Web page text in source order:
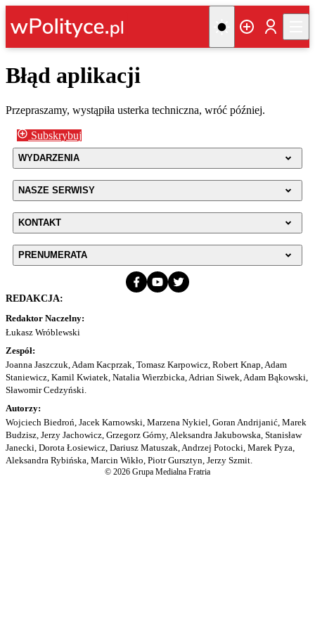
Błąd aplikacji
Przepraszamy, wystąpiła usterka techniczna, wróć później.
Subskrybuj
WYDARZENIA
NASZE SERWISY
KONTAKT
PRENUMERATA
REDAKCJA:
Redaktor Naczelny:
Łukasz Wróblewski
Zespół:
Joanna Jaszczuk, Adam Kacprzak, Tomasz Karpowicz, Robert Knap, Adam
Staniewicz, Kamil Kwiatek, Natalia Wierzbicka, Adrian Siwek, Adam Bąkowski,
Sławomir Cedzyński.
Autorzy:
Wojciech Biedroń, Jacek Karnowski, Marzena Nykiel, Goran Andrijanić, Marek
Budzisz, Jerzy Jachowicz, Grzegorz Górny, Aleksandra Jakubowska, Stanisław
Janecki, Dorota Łosiewicz, Dariusz Matuszak, Andrzej Potocki, Marek Pyza,
Aleksandra Rybińska, Marcin Wikło, Piotr Gursztyn, Jerzy Szmit.
© 2026 Grupa Medialna Fratria